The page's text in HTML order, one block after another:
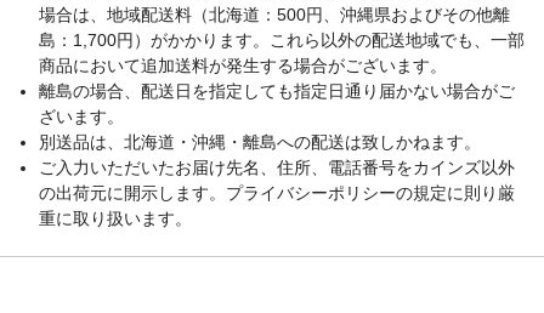
場合は、地域配送料（北海道：500円、沖縄県およびその他離
島：1,700円）がかかります。これら以外の配送地域でも、一部
商品において追加送料が発生する場合がございます。
離島の場合、配送日を指定しても指定日通り届かない場合がご
ざいます。
別送品は、北海道・沖縄・離島への配送は致しかねます。
ご入力いただいたお届け先名、住所、電話番号をカインズ以外
の出荷元に開示します。プライバシーポリシーの規定に則り厳
重に取り扱います。